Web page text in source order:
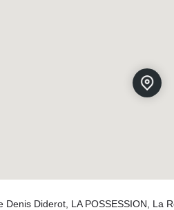
Denis Diderot, LA POSSESSION, La